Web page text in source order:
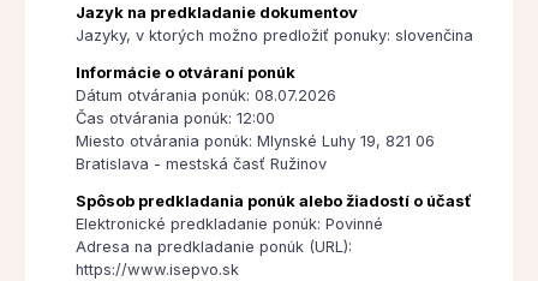
Jazyk na predkladanie dokumentov
Jazyky, v ktorých možno predložiť ponuky: slovenčina
Informácie o otváraní ponúk
Dátum otvárania ponúk: 08.07.2026
Čas otvárania ponúk: 12:00
Miesto otvárania ponúk: Mlynské Luhy 19, 821 06
Bratislava - mestská časť Ružinov
Spôsob predkladania ponúk alebo žiadostí o účasť
Elektronické predkladanie ponúk: Povinné
Adresa na predkladanie ponúk (URL):
https://www.isepvo.sk